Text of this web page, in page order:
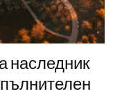
наследник